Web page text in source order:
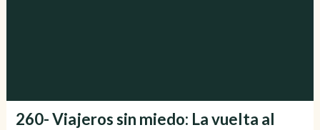
260- Viajeros sin miedo: La vuelta al